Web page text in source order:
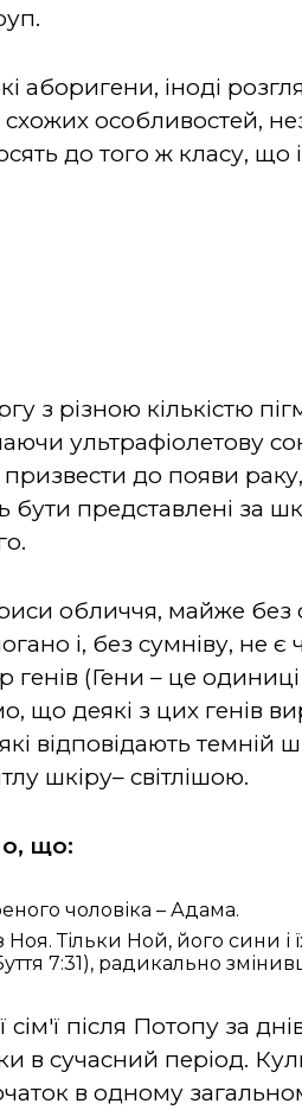
аборигени, іноді
особливостей,
до того ж класу, що
з різною кількістю
ультрафіолетову
до появи
бути представлені за
риси обличчя, майже
і, без сумніву, не є
(Гени – це одиниці
що деякі з цих генів
відповідають темній
шкіру– світлішою.
що:
чоловіка – Адама.
Ноя. Тільки Ной, його сини
7:31), радикально
сім'ї після Потопу за
в сучасний період.
в одному